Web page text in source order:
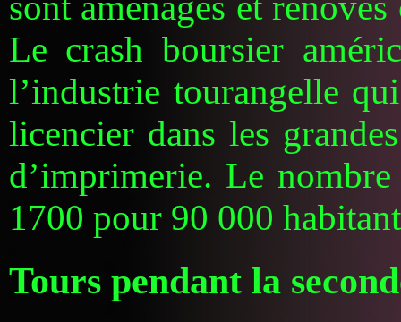
Le crash boursier
l’industrie tourangelle
licencier dans les
d’imprimerie. Le
1700 pour 90 000
Tours pendant la